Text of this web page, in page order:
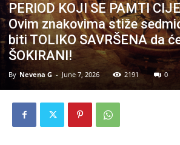
PERIOD KOJI SE PAMTI
Ovim znakovima stiže
biti TOLIKO SAVRŠENA da
ŠOKIRANI!
By Nevena G - June 7, 2026 2191 0